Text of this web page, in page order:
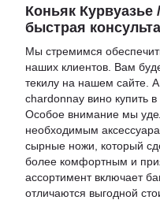
Коньяк
быстрая
Мы стремимся
наших клиентов. Вам
текилу на нашем сайте. А
chardonnay вино купить
Особое внимание мы
необходимым
сырные ножи , который
более комфортным и
ассортимент включает
отличаются выгодной